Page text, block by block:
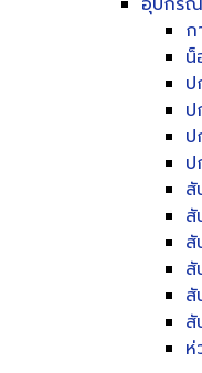
ก
ป
ป
ป
ป
สั
สั
สั
สั
สั
สั
ห่